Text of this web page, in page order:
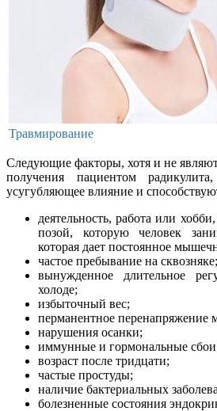
Травмирование
Следующие факторы, хотя и не
получения пациентом
усугубляющее влияние и
деятельность, работа или
позой, которую человек
которая дает постоянное
частое пребывание на сквозняке;
вынужденное длительное
холоде;
избыточный вес;
перманентное
нарушения осанки;
иммунные и гормональные
возраст после тридцати;
частые простуды;
наличие бактериальных
болезненные состояния